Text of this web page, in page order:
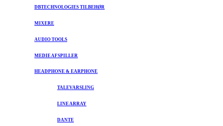
DBTECHNOLOGIES TILBEHØR
MIXERE
AUDIO TOOLS
MEDIE AFSPILLER
HEADPHONE & EARPHONE
TALEVARSLING
LINE ARRAY
DANTE